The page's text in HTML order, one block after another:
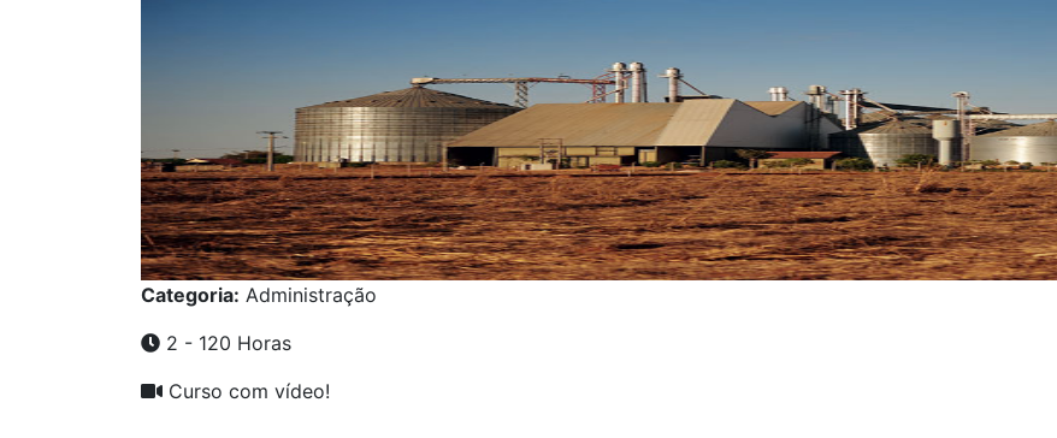
Categoria: Administração
2 - 120 Horas
Curso com vídeo!